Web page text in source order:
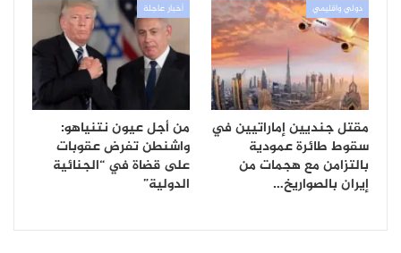
دولي واقليمي
مقتل جنديين إماراتيين في
سقوط طائرة عمودية
بالتزامن مع هجمات من
إيران بالصواريخ…
أخبار عاجلة
من أجل عيون نتنياهو:
واشنطن تفرض عقوبات
على قضاة في “الجنائية
الدولية”